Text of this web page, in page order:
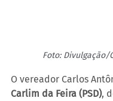
Foto: Divulgação/
O vereador Carlos
Carlim da Feira (PSD),